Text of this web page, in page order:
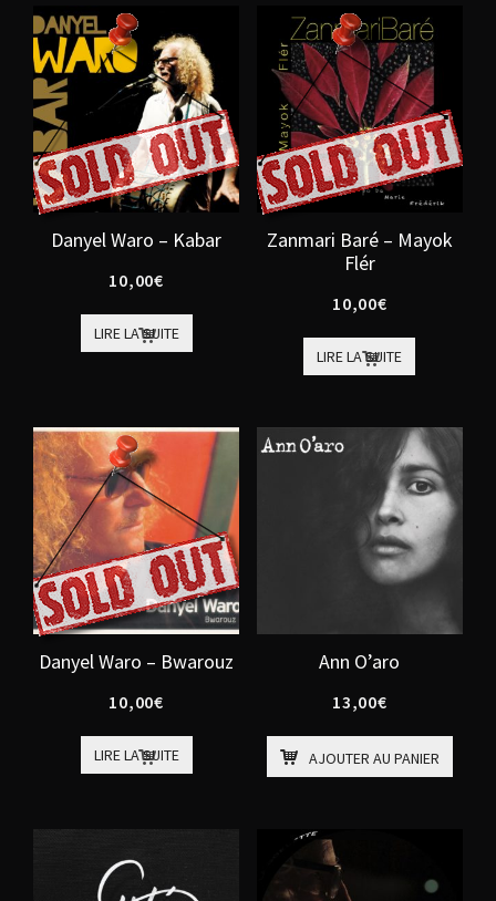
Danyel Waro – Kabar
10,00€
LIRE LA SUITE
Zanmari Baré – Mayok
Flér
10,00€
LIRE LA SUITE
Danyel Waro – Bwarouz
10,00€
LIRE LA SUITE
Ann O’aro
13,00€
AJOUTER AU PANIER